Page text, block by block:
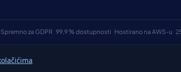
Spremno za GDPR 99,9 % dostupnosti Hostirano na AWS-u